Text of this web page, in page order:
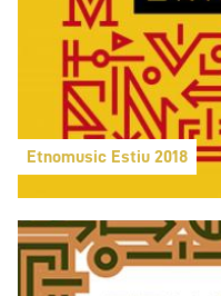
Etnomusic Estiu 2018